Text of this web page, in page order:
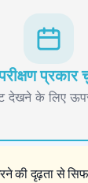
प्रकार
देखने के लिए
की दृढ़ता से